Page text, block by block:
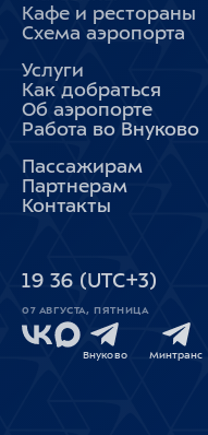
Кафе и рестораны
Схема аэропорта
Услуги
Как добраться
Об аэропорте
Работа во Внуково
Пассажирам
Партнерам
Контакты
19 36 (UTC+3)
07 АВГУСТА, ПЯТНИЦА
Внуково Минтранс